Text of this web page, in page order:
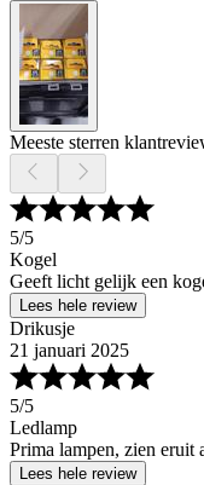
Meeste sterren
5/5
Kogel
Geeft licht gelijk een
Lees hele review
Drikusje
21 januari 2025
5/5
Ledlamp
Prima lampen, zien eruit
Lees hele review